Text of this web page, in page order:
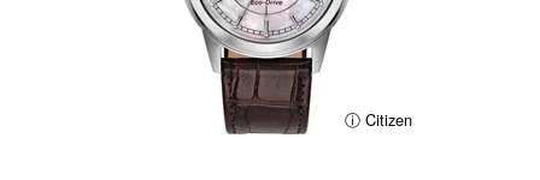
ⓘ Citizen